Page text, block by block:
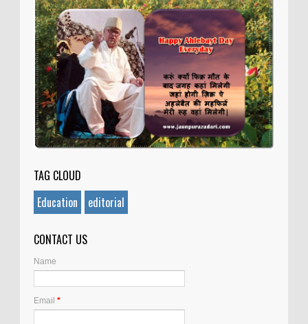
TAG CLOUD
Education
editorial
CONTACT US
Name
Email *